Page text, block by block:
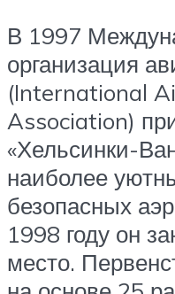
В 1997
организация
(International
Association)
«Хельсинки-
наиболее
безопасных
1998 году он
место.